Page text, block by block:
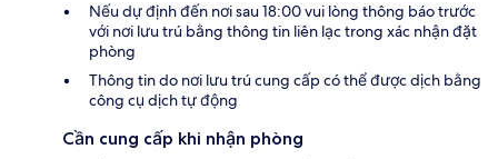
Nếu dự định đến nơi sau 18:00 vui lòng thông báo trước
với nơi lưu trú bằng thông tin liên lạc trong xác nhận đặt
phòng
Thông tin do nơi lưu trú cung cấp có thể được dịch bằng
công cụ dịch tự động
Cần cung cấp khi nhận phòng